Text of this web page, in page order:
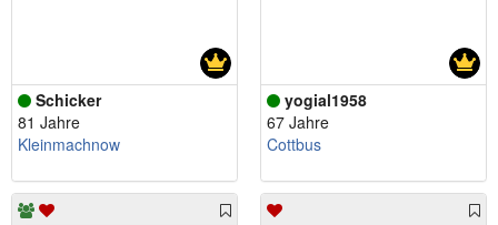
Schicker
81 Jahre
Kleinmachnow
yogial1958
67 Jahre
Cottbus